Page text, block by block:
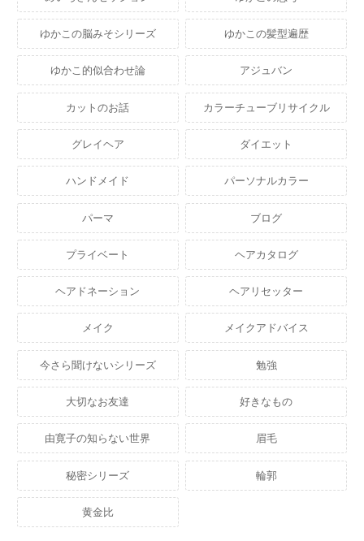
ゆかこの脳みそシリーズ ゆかこの髪型遍歴
ゆかこ的似合わせ論 アジュバン
カットのお話 カラーチューブリサイクル
グレイヘア ダイエット
ハンドメイド パーソナルカラー
パーマ ブログ
プライベート ヘアカタログ
ヘアドネーション ヘアリセッター
メイク メイクアドバイス
今さら聞けないシリーズ 勉強
大切なお友達 好きなもの
由寛子の知らない世界 眉毛
秘密シリーズ 輪郭
黄金比